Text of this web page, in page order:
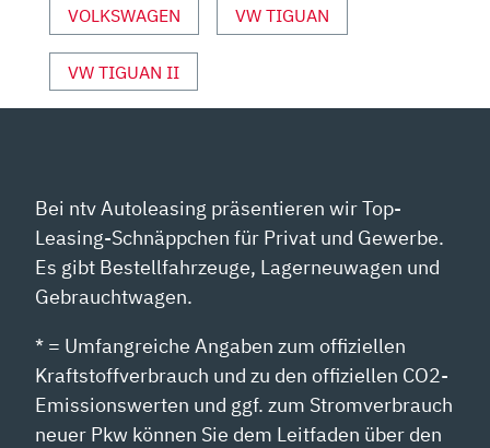
VOLKSWAGEN VW TIGUAN
VW TIGUAN II
Bei ntv Autoleasing präsentieren wir Top-
Leasing-Schnäppchen für Privat und Gewerbe.
Es gibt Bestellfahrzeuge, Lagerneuwagen und
Gebrauchtwagen.
* = Umfangreiche Angaben zum offiziellen
Kraftstoffverbrauch und zu den offiziellen CO2-
Emissionswerten und ggf. zum Stromverbrauch
neuer Pkw können Sie dem Leitfaden über den